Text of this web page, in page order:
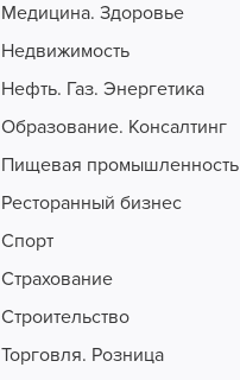
Медицина. Здоровье
Недвижимость
Нефть. Газ. Энергетика
Образование. Консалтинг
Пищевая промышленность
Ресторанный бизнес
Спорт
Страхование
Строительство
Торговля. Розница